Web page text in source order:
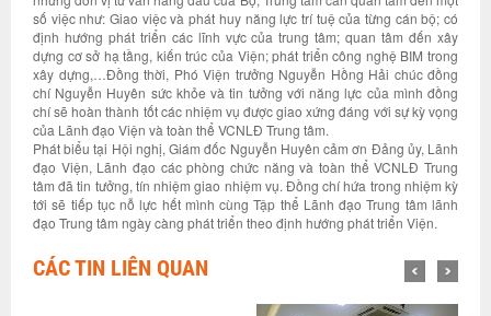
số việc như: Giao việc và phát huy năng lực trí tuệ của từng cán bộ; có
định hướng phát triển các lĩnh vực của trung tâm; quan tâm đến xây
dựng cơ sở hạ tầng, kiến trúc của Viện; phát triển công nghệ BIM trong
xây dựng,…Đồng thời, Phó Viện trưởng Nguyễn Hồng Hải chúc đồng
chí Nguyễn Huyên sức khỏe và tin tưởng với năng lực của mình đồng
chí sẽ hoàn thành tốt các nhiệm vụ được giao xứng đáng với sự kỳ vọng
của Lãnh đạo Viện và toàn thể VCNLĐ Trung tâm.
Phát biểu tại Hội nghị, Giám đốc Nguyễn Huyên cảm ơn Đảng ủy, Lãnh
đạo Viện, Lãnh đạo các phòng chức năng và toàn thể VCNLĐ Trung
tâm đã tin tưởng, tín nhiệm giao nhiệm vụ. Đồng chí hứa trong nhiệm kỳ
tới sẽ tiếp tục nỗ lực hết mình cùng Tập thể Lãnh đạo Trung tâm lãnh
đạo Trung tâm ngày càng phát triển theo định hướng phát triển Viện.
CÁC TIN LIÊN QUAN